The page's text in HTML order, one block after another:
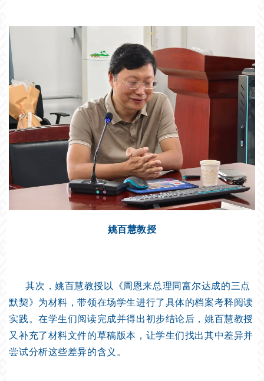
姚百慧教授
其次，姚百慧教授以《周恩来总理同富尔达成的三点
默契》为材料，带领在场学生进行了具体的档案考释阅读
实践。在学生们阅读完成并得出初步结论后，姚百慧教授
又补充了材料文件的草稿版本，让学生们找出其中差异并
尝试分析这些差异的含义。